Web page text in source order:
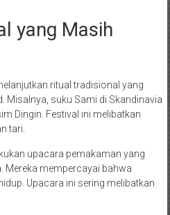
yang Masih
ritual tradisional yang
Misalnya, suku Sami di Skandinavia
Dingin. Festival ini melibatkan
tari.
upacara pemakaman yang
Mereka mempercayai bahwa
Upacara ini sering melibatkan